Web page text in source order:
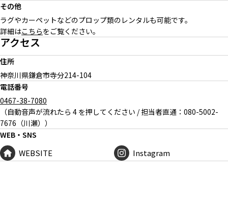
その他
ラグやカーペットなどのプロップ類のレンタルも可能です。
詳細はこちらをご覧ください。
アクセス
住所
神奈川県鎌倉市寺分214-104
電話番号
0467-38-7080
（自動音声が流れたら 4 を押してください / 担当者直通：080-5002-
7676（川瀬））
WEB・SNS
WEBSITE Instagram